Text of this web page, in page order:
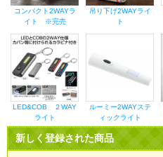
コンパクト2WAYラ
イト ※完売
吊り下げ2WAYライ
ト
LED&COB ２WAY
ライト
ルーミー2WAYステ
ィックライト
新しく登録された商品